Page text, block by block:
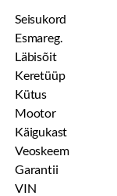
Seisukord
Esmareg.
Läbisõit
Keretüüp
Kütus
Mootor
Käigukast
Veoskeem
Garantii
VIN